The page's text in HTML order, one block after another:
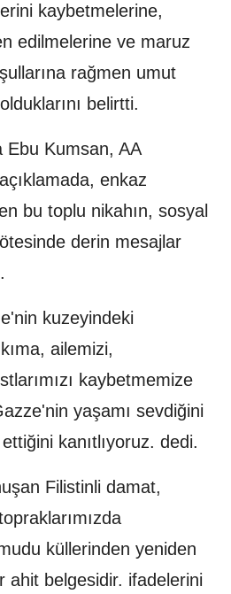
kaybetmelerine,
edilmelerine ve maruz
rağmen umut
belirtti.
Ebu Kumsan, AA
enkaz
bu toplu nikahın, sosyal
derin mesajlar
kuzeyindeki
ailemizi,
kaybetmemize
yaşamı sevdiğini
kanıtlıyoruz. dedi.
Filistinli damat,
küllerinden yeniden
ahit belgesidir. ifadelerini